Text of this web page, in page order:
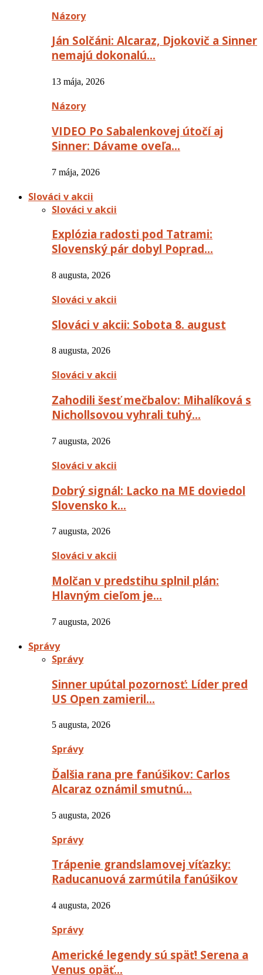
Názory
Ján Solčáni: Alcaraz, Djokovič a Sinner
nemajú dokonalú…
13 mája, 2026
Názory
VIDEO Po Sabalenkovej útočí aj
Sinner: Dávame oveľa…
7 mája, 2026
Slováci v akcii
Slováci v akcii
Explózia radosti pod Tatrami:
Slovenský pár dobyl Poprad…
8 augusta, 2026
Slováci v akcii
Slováci v akcii: Sobota 8. august
8 augusta, 2026
Slováci v akcii
Zahodili šesť mečbalov: Mihalíková s
Nichollsovou vyhrali tuhý…
7 augusta, 2026
Slováci v akcii
Dobrý signál: Lacko na ME doviedol
Slovensko k…
7 augusta, 2026
Slováci v akcii
Molčan v predstihu splnil plán:
Hlavným cieľom je…
7 augusta, 2026
Správy
Správy
Sinner upútal pozornosť: Líder pred
US Open zamieril…
5 augusta, 2026
Správy
Ďalšia rana pre fanúšikov: Carlos
Alcaraz oznámil smutnú…
5 augusta, 2026
Správy
Trápenie grandslamovej víťazky:
Raducanuová zarmútila fanúšikov
4 augusta, 2026
Správy
Americké legendy sú späť! Serena a
Venus opäť…